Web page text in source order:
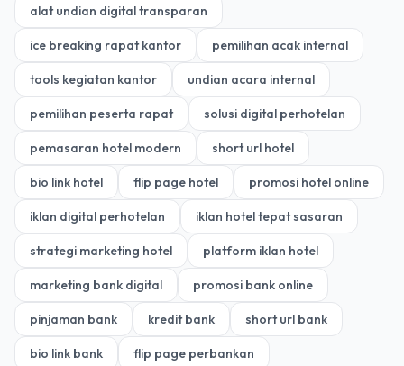
alat undian digital transparan
ice breaking rapat kantor pemilihan acak internal
tools kegiatan kantor undian acara internal
pemilihan peserta rapat solusi digital perhotelan
pemasaran hotel modern short url hotel
bio link hotel flip page hotel promosi hotel online
iklan digital perhotelan iklan hotel tepat sasaran
strategi marketing hotel platform iklan hotel
marketing bank digital promosi bank online
pinjaman bank kredit bank short url bank
bio link bank flip page perbankan